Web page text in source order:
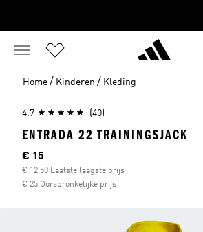
Home / Kinderen / Kleding
4.7 (40)
ENTRADA 22 TRAININGSJACK
Current price
€ 15
€ 12,50 Laatste laagste prijs
€ 25 Oorspronkelijke prijs